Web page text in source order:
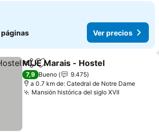
páginas Ver precios
CompartirAgregar a favoritos
MIJE Marais - Hostel
7,9 Bueno
9.475
a 0.7 km de: Catedral de Notre Dame
Mansión histórica del siglo XVII